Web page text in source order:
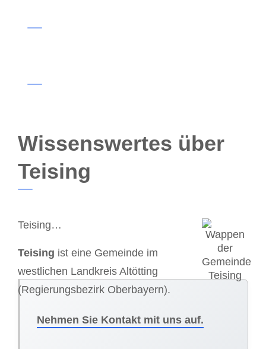
Wissenswertes über
Teising
Teising…
Teising ist eine Gemeinde im
westlichen Landkreis Altötting
(Regierungsbezirk Oberbayern).
Nehmen Sie Kontakt mit uns auf.